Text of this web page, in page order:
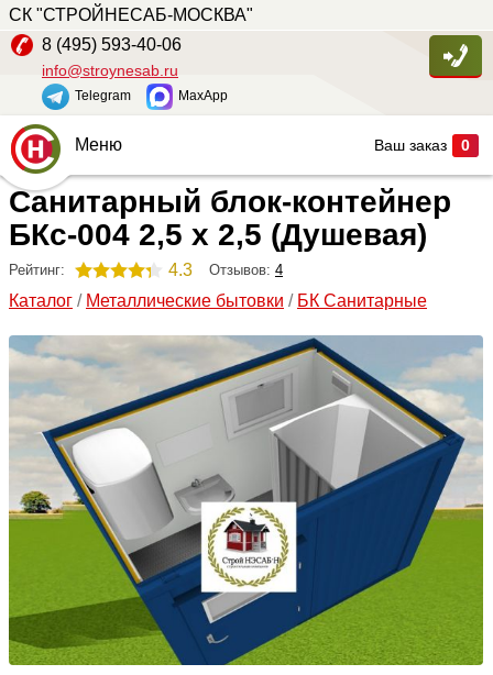
СК "СТРОЙНЕСАБ-МОСКВА"
8 (495) 593-40-06
info@stroynesab.ru
Telegram MaxApp
Ваш заказ 0
Главная
Каталог
Услуги
Сопутствующие товары
О компании
Контакты
Меню
Санитарный блок-контейнер
БКс-004 2,5 х 2,5 (Душевая)
Рейтинг: 4.3 Отзывов: 4
Каталог / Металлические бытовки / БК Санитарные